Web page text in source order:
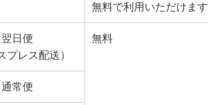
無料で利用いただけます
翌日便
プレス配送）
無料
通常便